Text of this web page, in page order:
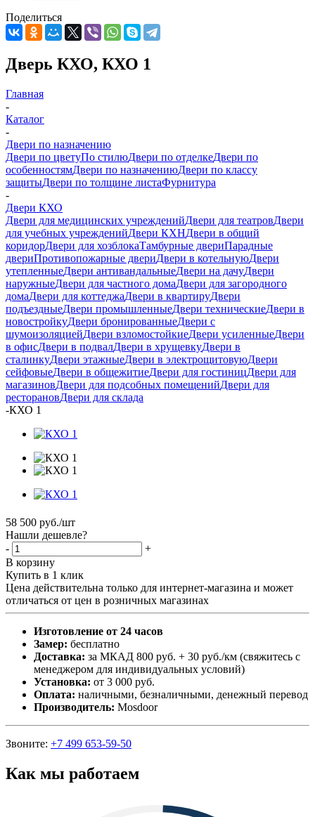
Поделиться
Дверь КХО, КХО 1
Главная
-
Каталог
-
Двери по назначению
Двери по цветуПо стилюДвери по отделкеДвери по
особенностямДвери по назначениюДвери по классу
защитыДвери по толщине листаФурнитура
-
Двери КХО
Двери для медицинских учрежденийДвери для театровДвери
для учебных учрежденийДвери КХНДвери в общий
коридорДвери для хозблокаТамбурные двериПарадные
двериПротивопожарные двериДвери в котельнуюДвери
утепленныеДвери антивандальныеДвери на дачуДвери
наружныеДвери для частного домаДвери для загородного
домаДвери для коттеджаДвери в квартируДвери
подъездныеДвери промышленныеДвери техническиеДвери в
новостройкуДвери бронированныеДвери с
шумоизоляциейДвери взломостойкиеДвери усиленныеДвери
в офисДвери в подвалДвери в хрущевкуДвери в
сталинкуДвери этажныеДвери в электрощитовуюДвери
сейфовыеДвери в общежитиеДвери для гостиницДвери для
магазиновДвери для подсобных помещенийДвери для
ресторановДвери для склада
-КХО 1
58 500 руб./шт
Нашли дешевле?
-
+
В корзину
Купить в 1 клик
Цена действительна только для интернет-магазина и может
отличаться от цен в розничных магазинах
Изготовление от 24 часов
Замер: бесплатно
Доставка: за МКАД 800 руб. + 30 руб./км (свяжитесь с
менеджером для индивидуальных условий)
Установка: от 3 000 руб.
Оплата: наличными, безналичными, денежный перевод
Производитель: Mosdoor
Звоните: +7 499 653-59-50
Как мы работаем